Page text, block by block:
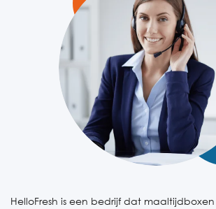
HelloFresh is een bedrijf dat